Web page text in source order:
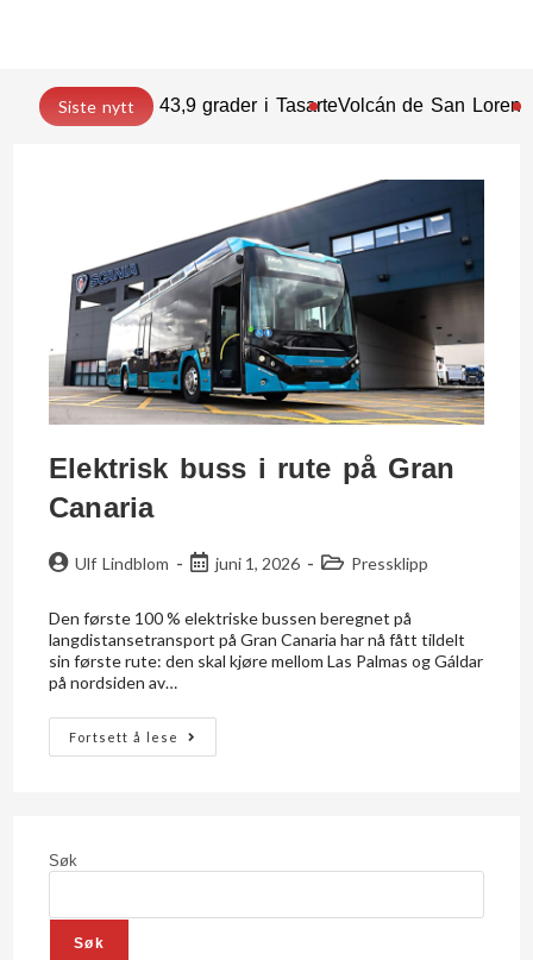
Siste nytt 43,9 grader i TasarteVolcán de San
Elektrisk buss i rute på Gran
Canaria
Ulf Lindblom juni 1, 2026 Pressklipp
Den første 100 % elektriske bussen beregnet på
langdistansetransport på Gran Canaria har nå fått tildelt
sin første rute: den skal kjøre mellom Las Palmas og Gáldar
på nordsiden av…
Fortsett å lese
Søk
Søk